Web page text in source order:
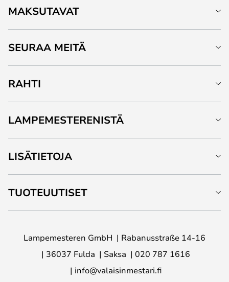
MAKSUTAVAT
SEURAA MEITÄ
RAHTI
LAMPEMESTERENISTÄ
LISÄTIETOJA
TUOTEUUTISET
Lampemesteren GmbH
Rabanusstraße 14-16
36037 Fulda
Saksa
020 787 1616
info@valaisinmestari.fi